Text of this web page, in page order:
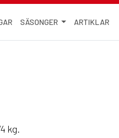
SÄSONGER ARTIKLAR
kg.